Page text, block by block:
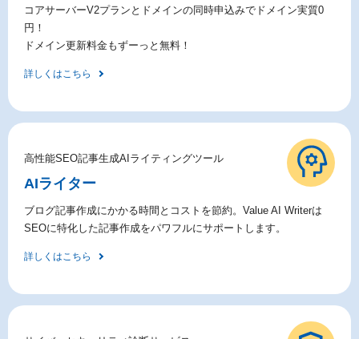
コアサーバーV2プランとドメインの同時申込みでドメイン実質0
円！
ドメイン更新料金もずーっと無料！
詳しくはこちら
高性能SEO記事生成AIライティングツール
AIライター
ブログ記事作成にかかる時間とコストを節約。Value AI Writerは
SEOに特化した記事作成をパワフルにサポートします。
詳しくはこちら